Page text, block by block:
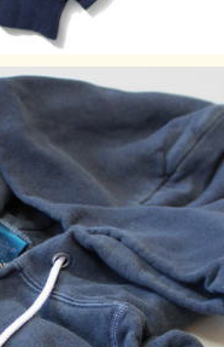
裄丈 (cm)
袖丈 (cm)
54.5
84.5
55
57.5
品染め（顔料染め）、
事がありますので単品